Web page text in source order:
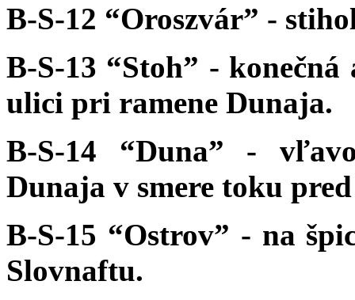
B-S-12 “Oroszvár” -
B-S-13 “Stoh” -
ulici pri ramene Dunaja.
B-S-14 “Duna” -
Dunaja v smere toku
B-S-15 “Ostrov” - na
Slovnaftu.